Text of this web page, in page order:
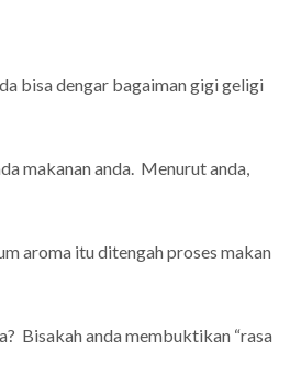
bisa dengar bagaiman gigi geligi
makanan anda. Menurut anda,
aroma itu ditengah proses makan
Bisakah anda membuktikan “rasa